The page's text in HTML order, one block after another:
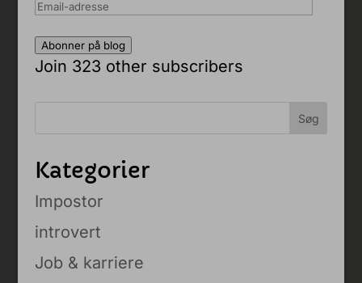
Email-
Abonner på blog
Join 323 other subscribers
Kategorier
Impostor
introvert
Job & karriere